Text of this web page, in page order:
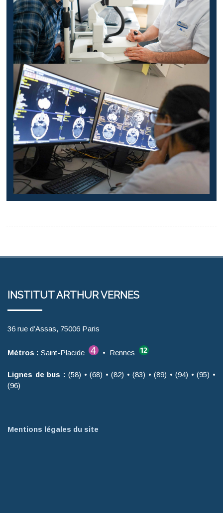
INSTITUT ARTHUR VERNES
36 rue d’Assas, 75006 Paris
Métros : Saint-Placide • Rennes
Lignes de bus : (58) • (68) • (82) • (83) • (89) • (94) • (95) •
(96)
Mentions légales du site